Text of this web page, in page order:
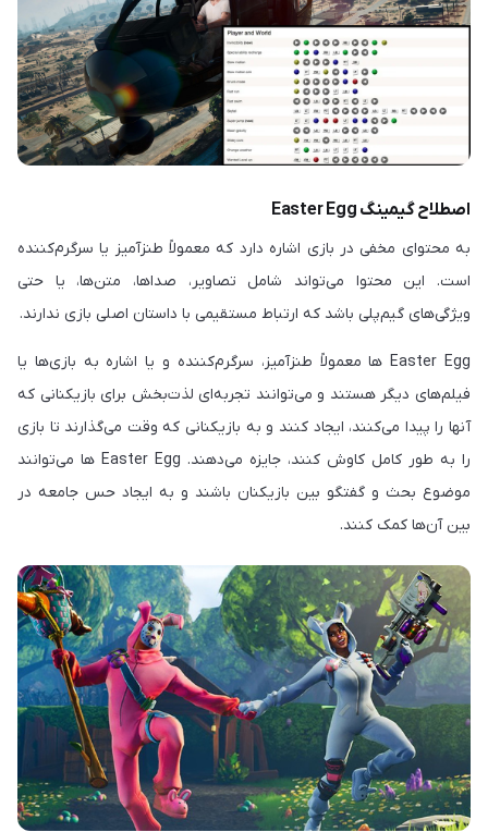
اصطلاح گیمینگ Easter Egg
به محتوای مخفی در بازی اشاره دارد که معمولاً طنزآمیز یا سرگرم‌کننده
است. این محتوا می‌تواند شامل تصاویر، صداها، متن‌ها، یا حتی
ویژگی‌های گیم‌پلی باشد که ارتباط مستقیمی با داستان اصلی بازی ندارند.
Easter Egg ها معمولاً طنزآمیز، سرگرم‌کننده و یا اشاره به بازی‌ها یا
فیلم‌های دیگر هستند و می‌توانند تجربه‌ای لذت‌بخش برای بازیکنانی که
آنها را پیدا می‌کنند، ایجاد کنند و به بازیکنانی که وقت می‌گذارند تا بازی
را به طور کامل کاوش کنند، جایزه می‌دهند. Easter Egg ها می‌توانند
موضوع بحث و گفتگو بین بازیکنان باشند و به ایجاد حس جامعه در
بین آن‌ها کمک کنند.